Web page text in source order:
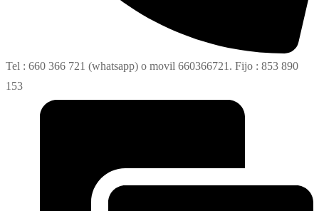
Tel : 660 366 721 (whatsapp) o movil 660366721. Fijo : 853 890
153